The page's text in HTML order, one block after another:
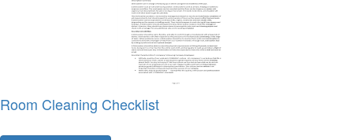
Room Cleaning Checklist